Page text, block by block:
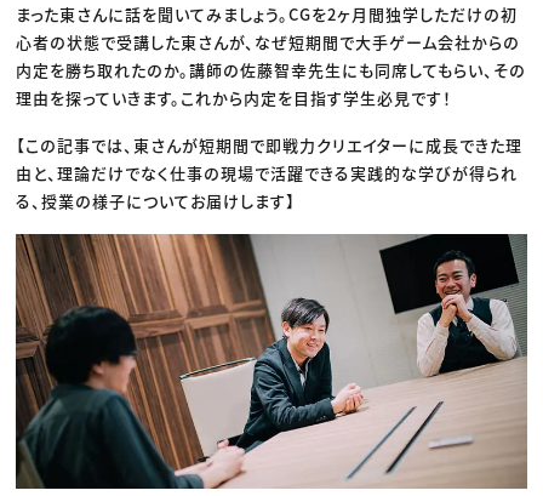
まった東さんに話を聞いてみましょう。CGを2ヶ月間独学しただけの初
心者の状態で受講した東さんが、なぜ短期間で大手ゲーム会社からの
内定を勝ち取れたのか。講師の佐藤智幸先生にも同席してもらい、その
理由を探っていきます。これから内定を目指す学生必見です！
【この記事では、東さんが短期間で即戦力クリエイターに成長できた理
由と、理論だけでなく仕事の現場で活躍できる実践的な学びが得られ
る、授業の様子についてお届けします】